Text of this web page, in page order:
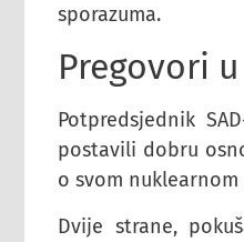
sporazuma.
Pregovori
Potpredsjednik
postavili dobru
o svom nuklearnom
Dvije strane,